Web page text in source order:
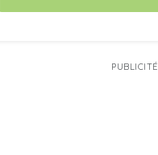
PUBLICITÉ